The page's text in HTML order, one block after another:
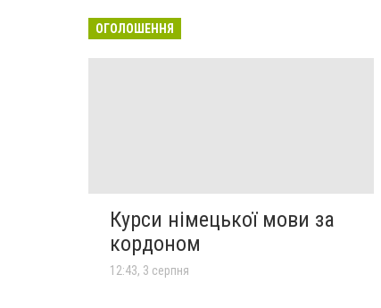
ОГОЛОШЕННЯ
Курси німецької мови за
кордоном
12:43, 3 серпня